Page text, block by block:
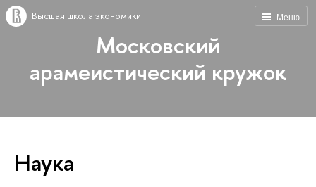
Меню
Высшая школа экономики
Московский
арамеистический кружок
Наука